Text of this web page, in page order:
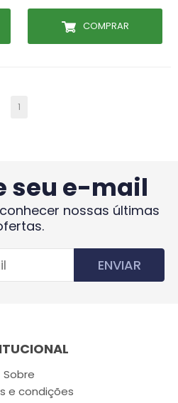
COMPRAR
1
seu e-mail
nossas últimas
ENVIAR
Sobre
e condições